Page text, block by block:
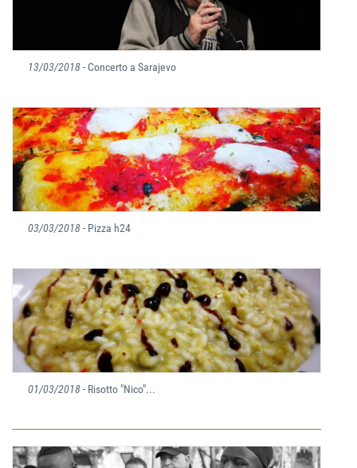
13/03/2018- Concerto a Sarajevo
03/03/2018- Pizza h24
01/03/2018- Risotto "Nico"...